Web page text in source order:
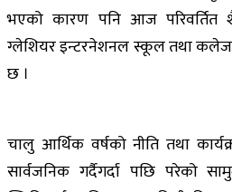
भएको कारण पनि आज परिवर्तित
ग्लेशियर इन्टरनेशनल स्कूल तथा
छ ।
चालु आर्थिक वर्षको नीति तथा
सार्वजनिक गर्दैगर्दा पछि परेको